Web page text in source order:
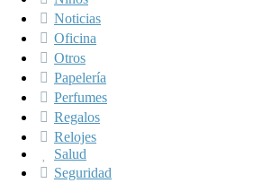
Noticias
Oficina
Otros
Papelería
Perfumes
Regalos
Relojes
Salud
Seguridad